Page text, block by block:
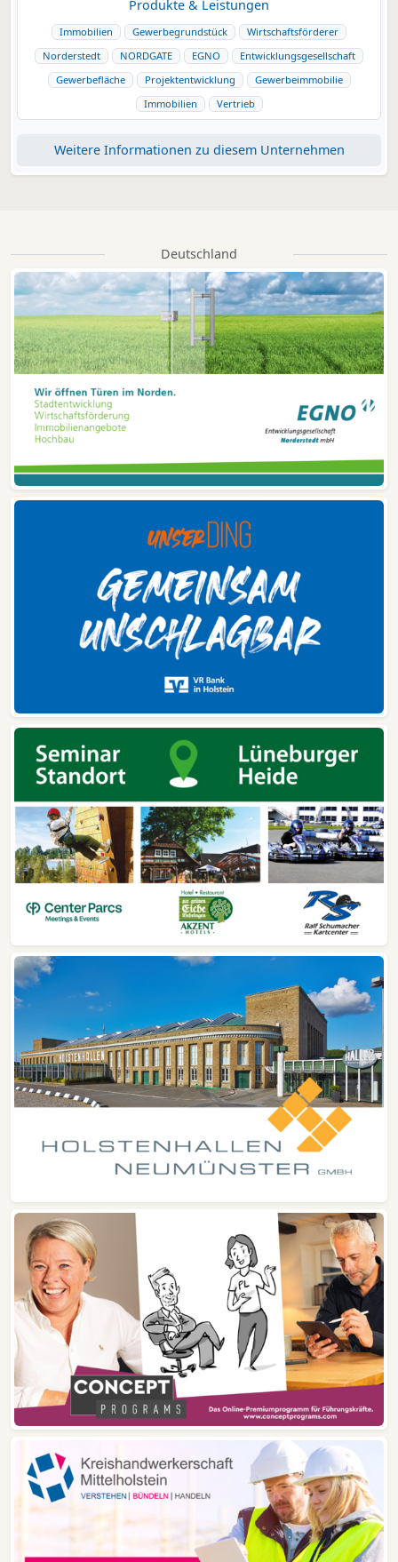
Produkte & Leistungen
Immobilien Gewerbegrundstück
Wirtschaftsförderer
Norderstedt
NORDGATE EGNO
Entwicklungsgesellschaft
Gewerbefläche
Projektentwicklung
Gewerbeimmobilie
Immobilien
Vertrieb
Weitere Informationen zu diesem Unternehmen
Deutschland